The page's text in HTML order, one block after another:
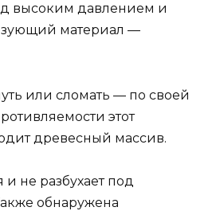
высоким давлением и
материал —
или сломать — по своей
этот
древесный массив.
не разбухает под
обнаружена